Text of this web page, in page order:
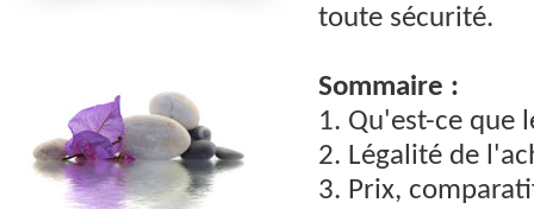
toute sécurité.
Sommaire :
1. Qu'est-ce que
2. Légalité de
3. Prix,